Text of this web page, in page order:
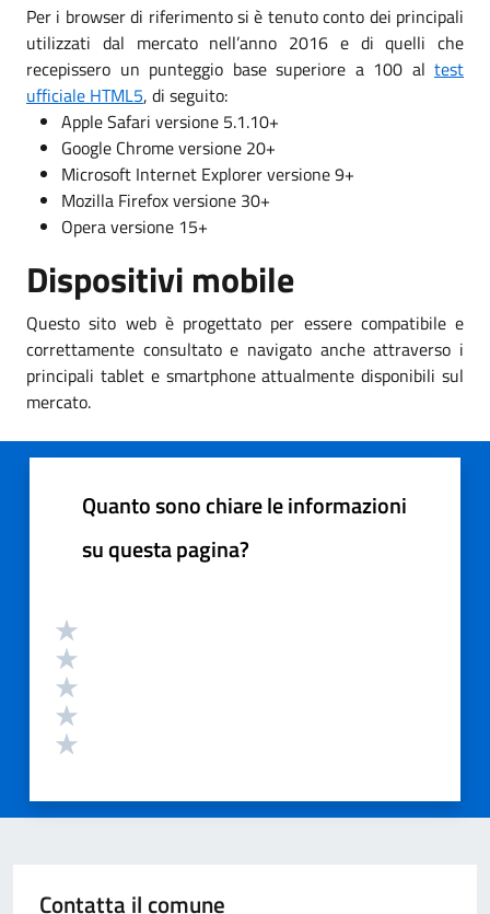
Per i browser di riferimento si è tenuto conto dei principali
utilizzati dal mercato nell’anno 2016 e di quelli che
recepissero un punteggio base superiore a 100 al test
ufficiale HTML5, di seguito:
Apple Safari versione 5.1.10+
Google Chrome versione 20+
Microsoft Internet Explorer versione 9+
Mozilla Firefox versione 30+
Opera versione 15+
Dispositivi mobile
Questo sito web è progettato per essere compatibile e
correttamente consultato e navigato anche attraverso i
principali tablet e smartphone attualmente disponibili sul
mercato.
Quanto sono chiare le informazioni
su questa pagina?
Contatta il comune